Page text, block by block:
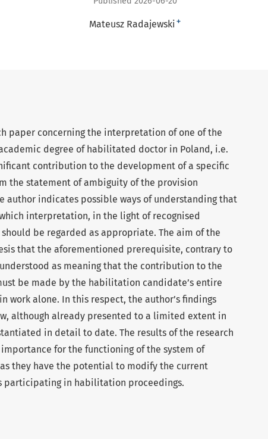
Mateusz Radajewski +
paper concerning the interpretation of one of the
degree of habilitated doctor in Poland, i.e.
contribution to the development of a specific
the statement of ambiguity of the provision
indicates possible ways of understanding that
interpretation, in the light of recognised
be regarded as appropriate. The aim of the
that the aforementioned prerequisite, contrary to
as meaning that the contribution to the
be made by the habilitation candidate’s entire
work alone. In this respect, the author’s findings
although already presented to a limited extent in
in detail to date. The results of the research
for the functioning of the system of
they have the potential to modify the current
participating in habilitation proceedings.